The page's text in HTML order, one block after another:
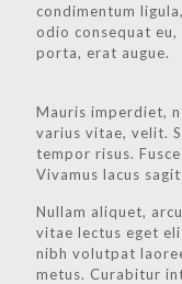
condimentum
odio consequat
porta, erat augue.
Mauris imperdiet,
varius vitae, velit.
tempor risus.
Vivamus lacus
Nullam aliquet,
vitae lectus eget
nibh volutpat
metus. Curabitur